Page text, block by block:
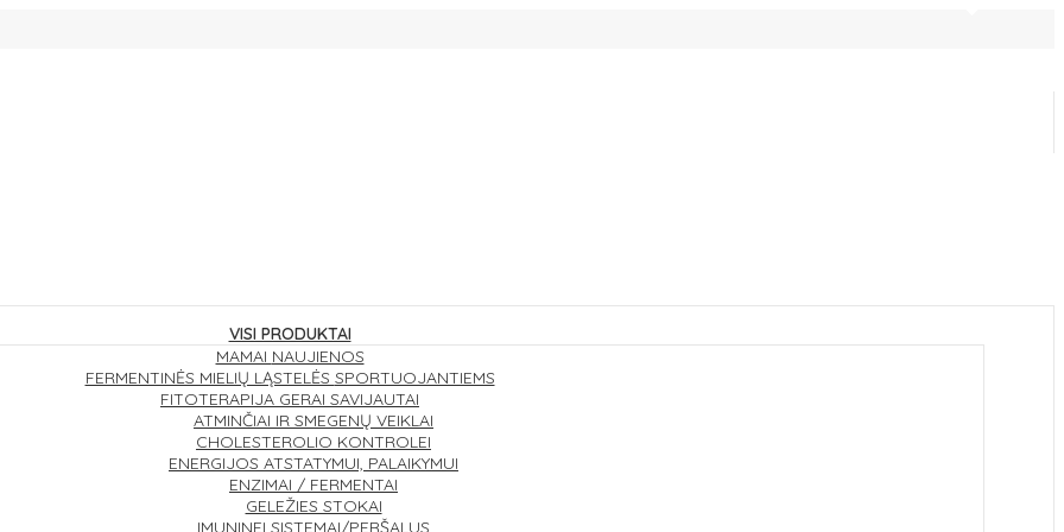
VISI PRODUKTAI
MAMAI NAUJIENOS
FERMENTINĖS MIELIŲ LĄSTELĖS SPORTUOJANTIEMS
FITOTERAPIJA GERAI SAVIJAUTAI
ATMINČIAI IR SMEGENŲ VEIKLAI
CHOLESTEROLIO KONTROLEI
ENERGIJOS ATSTATYMUI, PALAIKYMUI
ENZIMAI / FERMENTAI
GELEŽIES STOKAI
IMUNINEI SISTEMAI/PERŠALUS